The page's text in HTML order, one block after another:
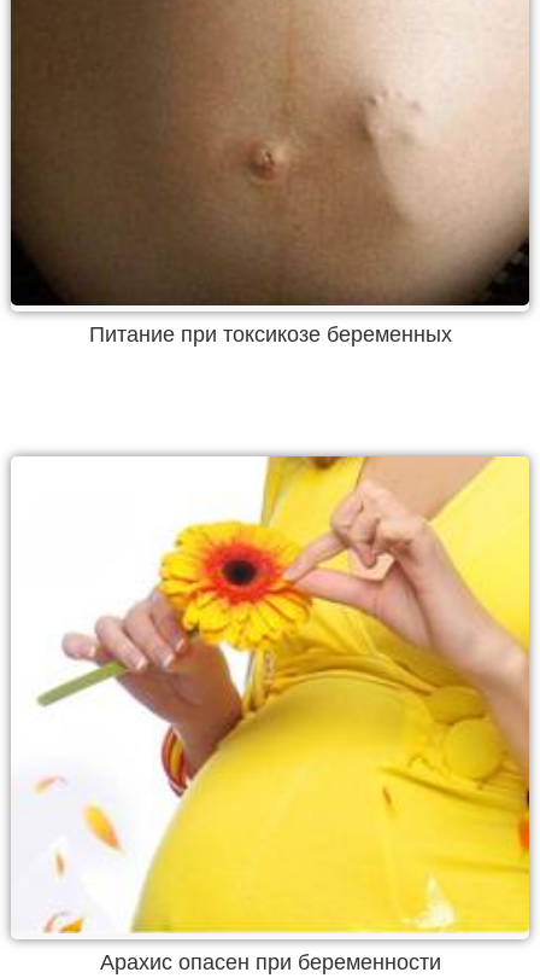
Питание при токсикозе беременных
Арахис опасен при беременности